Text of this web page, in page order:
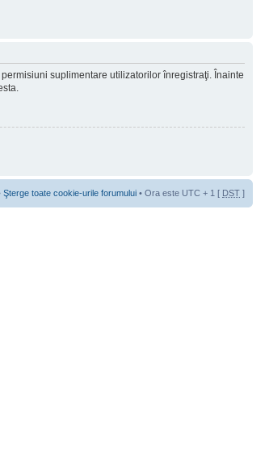
suplimentare utilizatorilor înregistraţi. Înainte
Şterge toate cookie-urile forumului • Ora este UTC + 1 [ DST ]